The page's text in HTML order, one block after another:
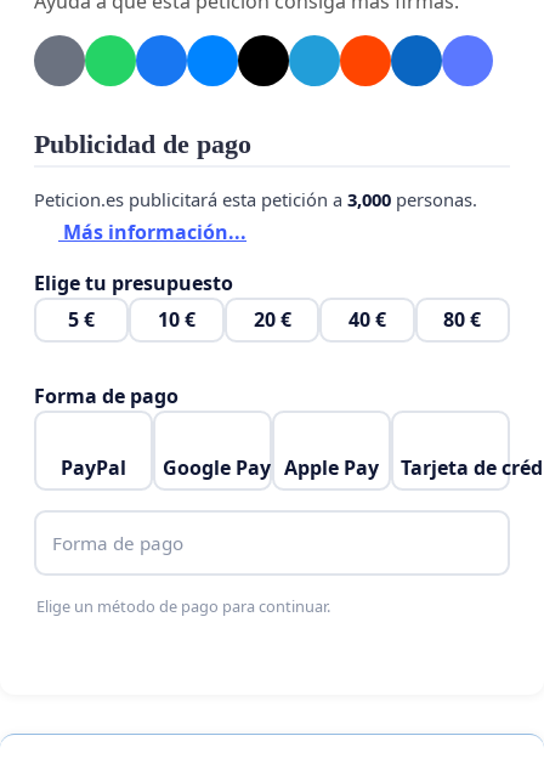
Publicidad de pago
Peticion.es publicitará esta petición a 3,000 personas.
Más información...
Elige tu presupuesto
5 €
10 € 20 € 40 € 80 €
Forma de pago
PayPal Google Pay Apple Pay Tarjeta de
Forma de pago
Elige un método de pago para continuar.